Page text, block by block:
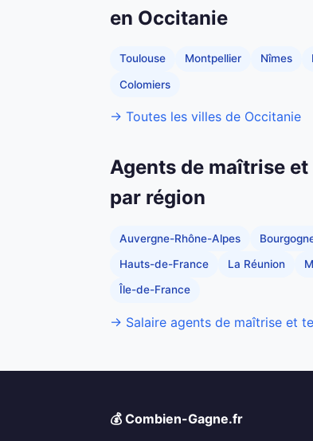
en Occitanie
Toulouse Montpellier Nîmes
Colomiers
→ Toutes les villes de Occitanie
Agents de maîtrise
par région
Auvergne-Rhône-Alpes
Hauts-de-France La Réunion
Île-de-France
→ Salaire agents de maîtrise et
💰 Combien-Gagne.fr